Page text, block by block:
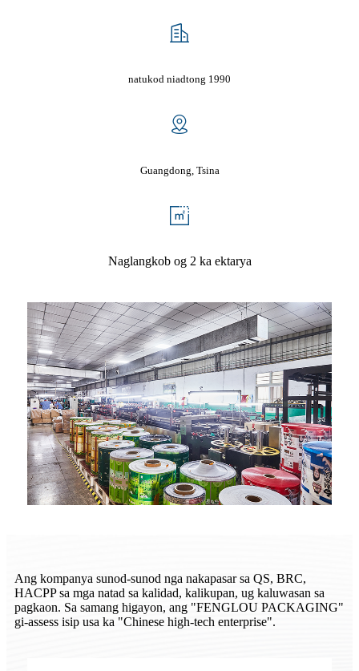
natukod niadtong 1990
Guangdong, Tsina
Naglangkob og 2 ka ektarya
Ang kompanya sunod-sunod nga nakapasar sa QS, BRC,
HACPP sa mga natad sa kalidad, kalikupan, ug kaluwasan sa
pagkaon. Sa samang higayon, ang "FENGLOU PACKAGING"
gi-assess isip usa ka "Chinese high-tech enterprise".